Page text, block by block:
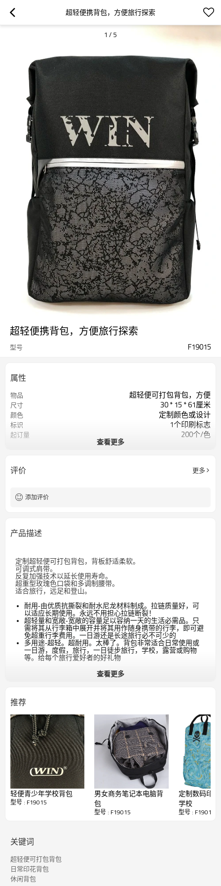
超轻便携背包，方便旅行探索
1 / 5
超轻便携背包，方便旅行探索
型号 F19015
属性
物品 超轻便可打包背包，方便
尺寸 30 * 15 * 61厘米
颜色 定制颜色或设计
标识 1个印刷标志
起订量 200个/色
查看更多
评价 更多
添加评价
产品描述
定制超轻便可打包背包，背板舒适柔软。
可调式肩带。
反复加强技术以延长使用寿命。
超重型玫瑰色口袋和多调制腰带。
适合旅行，远足和登山。
耐用-由优质抗撕裂和耐水尼龙材料制成。拉链质量好，可
以适应长期使用。永远不用担心拉链断裂！
超轻量和宽敞-宽敞的容量足以容纳一天的生活必需品。只
需将其从行李箱中展开并将其用作随身携带的行李，即可避
免超重行李费用。一日游还是长途旅行必不可少的
多用途-超轻。超耐用。太棒了。背包非常适合日常使用或
一日游，度假，旅行，一日徒步旅行，学校，露营或购物
等。给每个旅行爱好者的好礼物
查看更多
推荐
轻便青少年学校背包
型号 : F19015
男女商务笔记本电脑背
包
型号 : F19015
定制数码印
学校
型号 : F19015
关键词
超轻便可打包背包
日常印花背包
休闲背包